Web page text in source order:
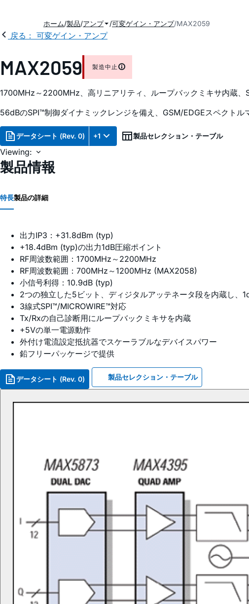
ホーム 製品 アンプ 可変ゲイン・アンプ MAX2059
戻る： 可変ゲイン・アンプ
MAX2059 製造中止
1700MHz～2200MHz、高リニアリティ、ループバックミキサ内蔵、
56dBのSPI™制御ダイナミックレンジを備え、GSM/EDGEスペクトル
データシート (Rev. 0) +1 製品セレクション・テーブル
Viewing:
製品情報
特長製品の詳細
出力IP3：+31.8dBm (typ)
+18.4dBm (typ)の出力1dB圧縮ポイント
RF周波数範囲：1700MHz～2200MHz
RF周波数範囲：700MHz～1200MHz (MAX2058)
小信号利得：10.9dB (typ)
2つの独立した5ビット、ディジタルアッテネータ段を内蔵し、
3線式SPI™/MICROWIRE™対応
Tx/Rxの自己診断用にループバックミキサを内蔵
+5Vの単一電源動作
外付け電流設定抵抗器でスケーラブルなデバイスパワー
鉛フリーパッケージで提供
データシート (Rev. 0) 製品セレクション・テーブル